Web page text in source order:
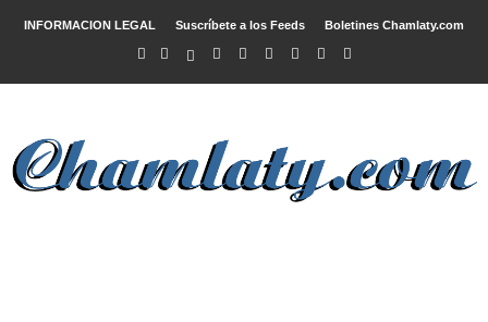
INFORMACION LEGAL Suscríbete a los Feeds Boletines Chamlaty.com